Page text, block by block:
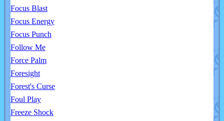
Focus Blast
Focus Energy
Focus Punch
Follow Me
Force Palm
Foresight
Forest's Curse
Foul Play
Freeze Shock